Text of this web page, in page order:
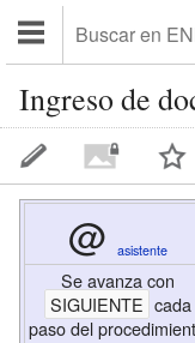
Ingreso de
@ asistente
Se avanza con
SIGUIENTE cada
paso del